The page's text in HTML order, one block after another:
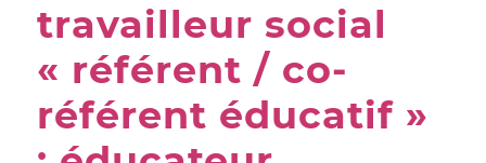
travailleur social
« référent / co-
référent éducatif »